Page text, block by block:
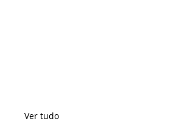
Ver tudo